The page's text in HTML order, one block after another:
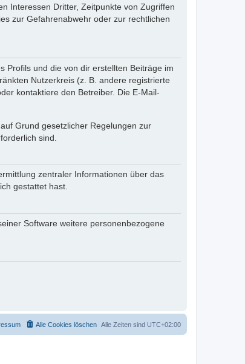
Interessen Dritter, Zeitpunkte von Zugriffen
zur Gefahrenabwehr oder zur rechtlichen
Profils und die von dir erstellten Beiträge im
Nutzerkreis (z. B. andere registrierte
kontaktiere den Betreiber. Die E-Mail-
Grund gesetzlicher Regelungen zur
sind.
zentraler Informationen über das
gestattet hast.
Software weitere personenbezogene
Alle Zeiten sind UTC+02:00
Alle Cookies löschen